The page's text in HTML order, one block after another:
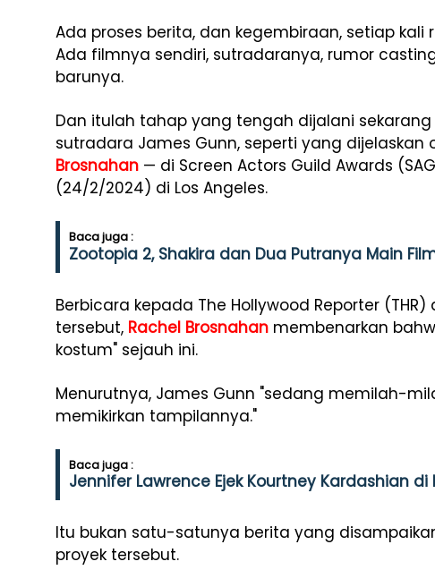
Ada proses berita, dan kegembiraan, setiap kali
Ada filmnya sendiri, sutradaranya, rumor
barunya.
Dan itulah tahap yang tengah dijalani sekarang
sutradara James Gunn, seperti yang dijelaskan
Brosnahan — di Screen Actors Guild Awards
(24/2/2024) di Los Angeles.
Baca juga :
Zootopia 2, Shakira dan Dua Putranya Main
Berbicara kepada The Hollywood Reporter
tersebut, Rachel Brosnahan membenarkan
kostum" sejauh ini.
Menurutnya, James Gunn "sedang memilah-
memikirkan tampilannya."
Baca juga :
Jennifer Lawrence Ejek Kourtney Kardashian
Itu bukan satu-satunya berita yang
proyek tersebut.